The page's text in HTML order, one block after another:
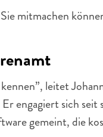
mitmachen
leitet
engagiert sich
gemeint, die